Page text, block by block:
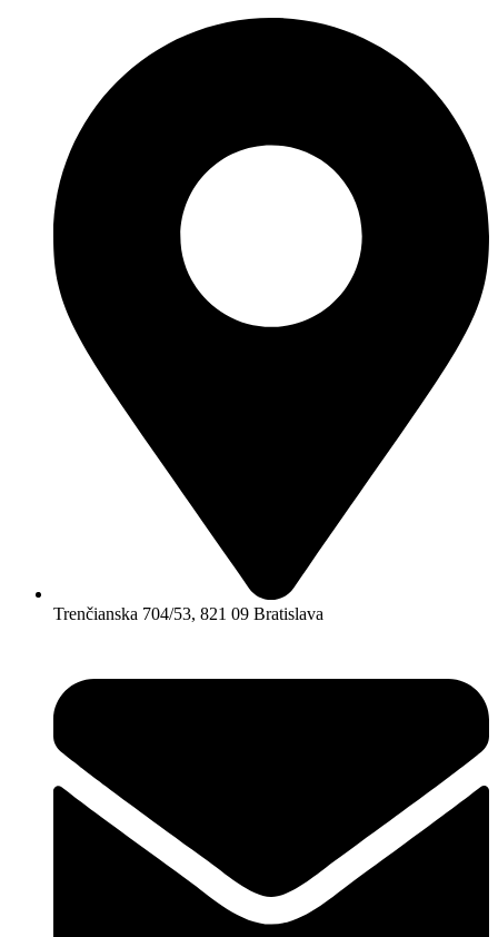
Trenčianska 704/53, 821 09 Bratislava